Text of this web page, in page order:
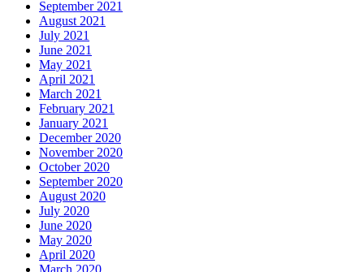
September 2021
August 2021
July 2021
June 2021
May 2021
April 2021
March 2021
February 2021
January 2021
December 2020
November 2020
October 2020
September 2020
August 2020
July 2020
June 2020
May 2020
April 2020